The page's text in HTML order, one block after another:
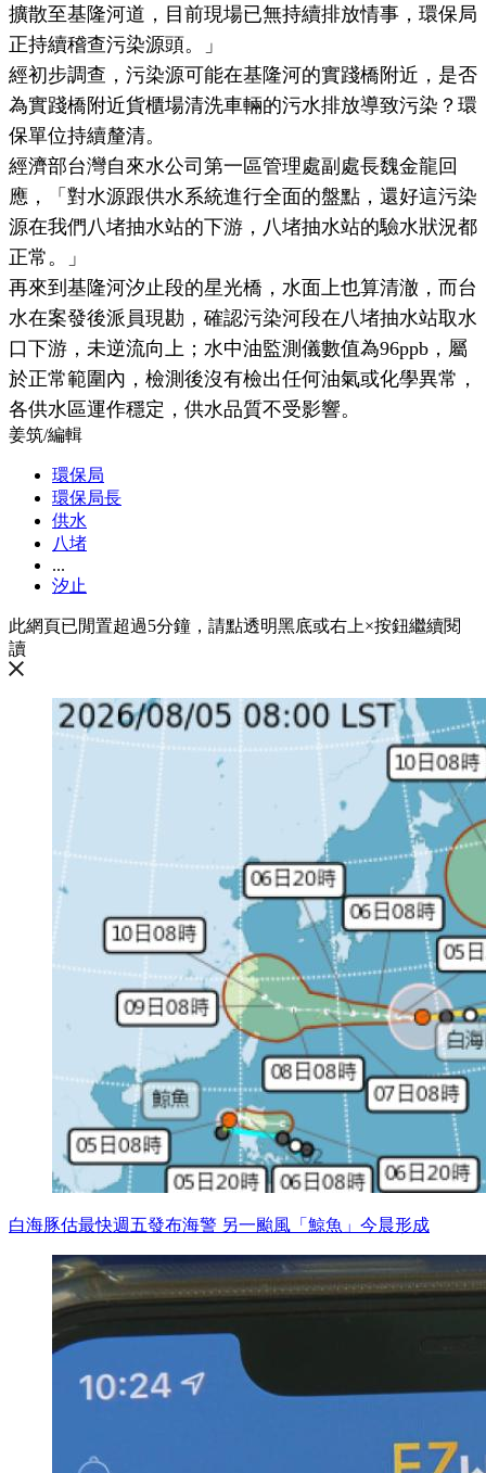
擴散至基隆河道，目前現場已無持續排放情事，環保局
正持續稽查污染源頭。」
經初步調查，污染源可能在基隆河的實踐橋附近，是否
為實踐橋附近貨櫃場清洗車輛的污水排放導致污染？環
保單位持續釐清。
經濟部台灣自來水公司第一區管理處副處長魏金龍回
應，「對水源跟供水系統進行全面的盤點，還好這污染
源在我們八堵抽水站的下游，八堵抽水站的驗水狀況都
正常。」
再來到基隆河汐止段的星光橋，水面上也算清澈，而台
水在案發後派員現勘，確認污染河段在八堵抽水站取水
口下游，未逆流向上；水中油監測儀數值為96ppb，屬
於正常範圍內，檢測後沒有檢出任何油氣或化學異常，
各供水區運作穩定，供水品質不受影響。
姜筑/編輯
環保局
環保局長
供水
八堵
...
汐止
此網頁已閒置超過5分鐘，請點透明黑底或右上×按鈕繼續閱
讀
白海豚估最快週五發布海警 另一颱風「鯨魚」今晨形成